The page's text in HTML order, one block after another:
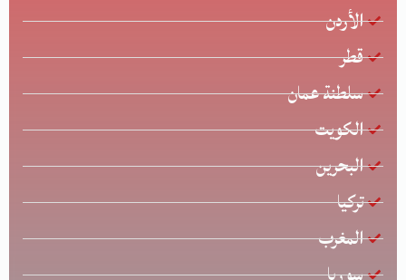
الأردن
قطر
سلطنة عمان
الكويت
البحرين
تركيا
المغرب